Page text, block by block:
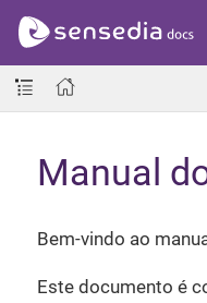
Manual
Bem-vindo ao
Este documento é